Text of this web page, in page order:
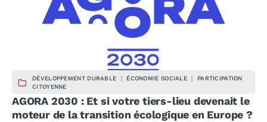
DÉVELOPPEMENT DURABLE ｜ ÉCONOMIE SOCIALE ｜ PARTICIPATION
CITOYENNE
AGORA 2030 : Et si votre tiers-lieu devenait le
moteur de la transition écologique en Europe ?